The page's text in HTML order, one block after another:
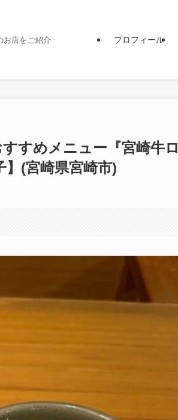
お店をご紹介 プロフィール
すめメニュー『宮崎牛ロ
】(宮崎県宮崎市)